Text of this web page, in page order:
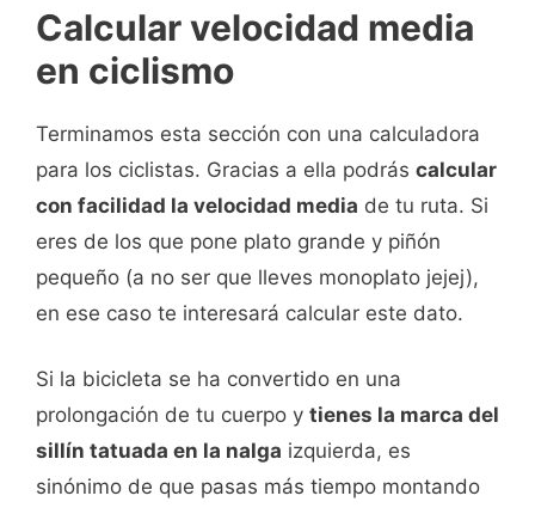
Calcular velocidad media
en ciclismo
Terminamos esta sección con una calculadora
para los ciclistas. Gracias a ella podrás calcular
con facilidad la velocidad media de tu ruta. Si
eres de los que pone plato grande y piñón
pequeño (a no ser que lleves monoplato jejej),
en ese caso te interesará calcular este dato.
Si la bicicleta se ha convertido en una
prolongación de tu cuerpo y tienes la marca del
sillín tatuada en la nalga izquierda, es
sinónimo de que pasas más tiempo montando